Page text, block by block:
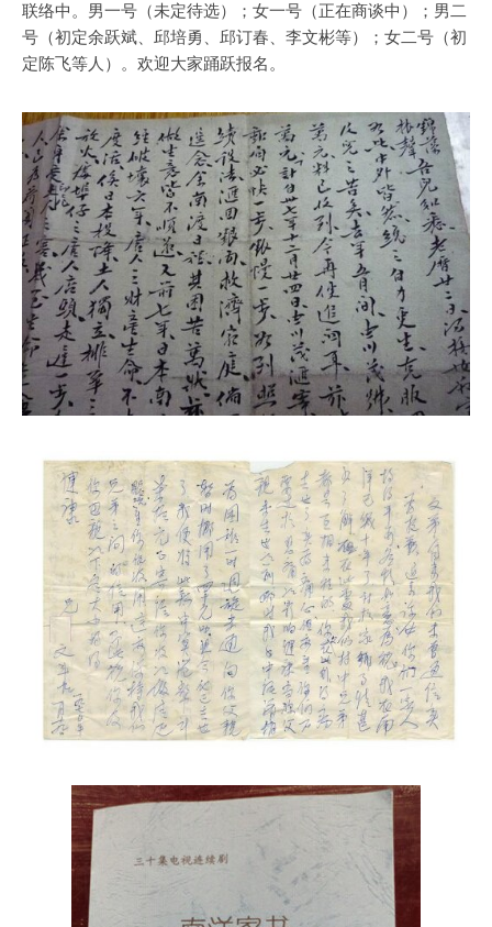
联络中。男一号（未定待选）；女一号（正在商谈中）；男二
号（初定余跃斌、邱培勇、邱订春、李文彬等）；女二号（初
定陈飞等人）。欢迎大家踊跃报名。